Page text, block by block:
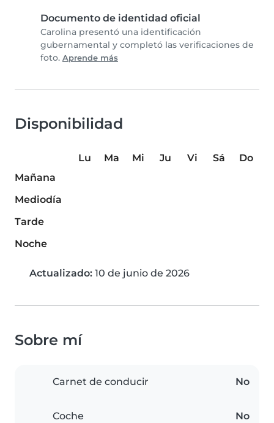
Documento de identidad oficial
Carolina presentó una identificación
gubernamental y completó las verificaciones de
foto. Aprende más
Disponibilidad
Lu Ma Mi Ju Vi Sá
Do
Mañana
Mediodía
Tarde
Noche
Actualizado: 10 de junio de 2026
Sobre mí
Carnet de conducir No
Coche No